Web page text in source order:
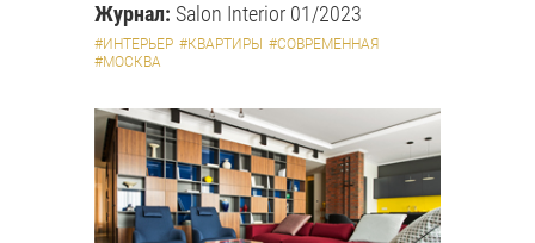
Журнал: Salon Interior 01/2023
#ИНТЕРЬЕР #КВАРТИРЫ #СОВРЕМЕННАЯ
#МОСКВА